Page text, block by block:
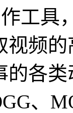
工具
视频
的各
、